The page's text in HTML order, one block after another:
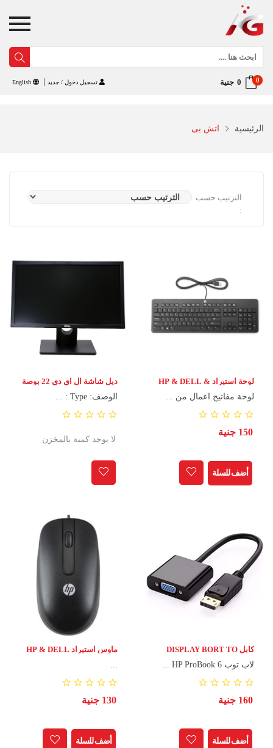
0 جنية تسجيل دخول / جديد
الرئيسية اتش بى
الترتيب حسب
:
لوحة استيراد HP & DELL &
لوحة مفاتيح اعمال من ...
150 جنية
أضف للسلة
ديل شاشة ال اي دي 22 بوصة
الوصف: Type : ...
لا يوجد كمية بالمخزن
كابل DISPLAY BORT TO
لاب توب HP ProBook 6 ...
160 جنية
أضف للسلة
ماوس استيراد HP & DELL
...
130 جنية
أضف للسلة